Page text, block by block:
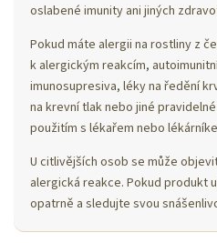
oslabené imunity ani jiných
Pokud máte alergii na rostliny z
k alergickým reakcím,
imunosupresiva, léky na ředění
na krevní tlak nebo jiné
použitím s lékařem nebo
U citlivějších osob se může
alergická reakce. Pokud produkt
opatrně a sledujte svou